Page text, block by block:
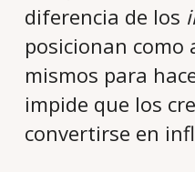
diferencia de los
posicionan como
mismos para
impide que los
convertirse en